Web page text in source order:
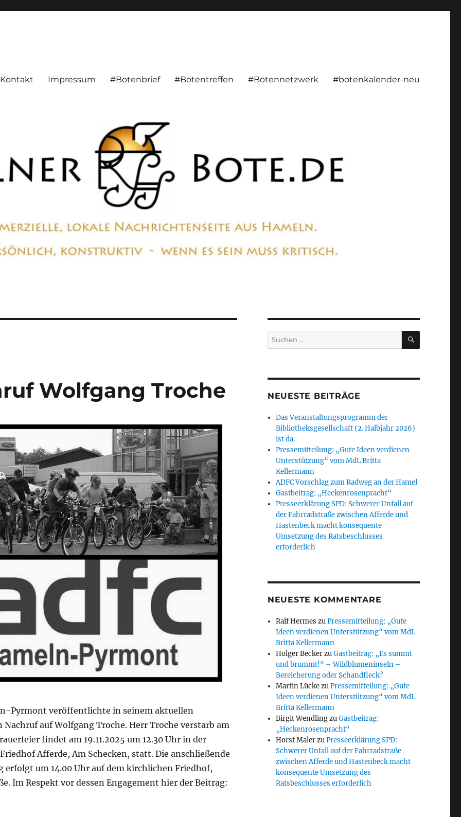
Kontakt Impressum #Botenbrief #Botentreffen #Botennetzwerk #botenkalender-neu
Wolfgang Troche
Pyrmont veröffentlichte in seinem aktuellen
Nachruf auf Wolfgang Troche. Herr Troche verstarb am
findet am 19.11.2025 um 12.30 Uhr in der
Afferde, Am Schecken, statt. Die anschließende
erfolgt um 14.00 Uhr auf dem kirchlichen Friedhof,
Im Respekt vor dessen Engagement hier der Beitrag:
Wolfgang Troche“
Suchen
nach:
SUCHEN
NEUESTE BEITRÄGE
Das Veranstaltungsprogramm der
Bibliotheksgesellschaft (2. Halbjahr 2026)
ist da.
Pressemitteilung: „Gute Ideen verdienen
Unterstützung“ vom MdL Britta
Kellermann
ADFC Vorschlag zum Radweg an der Hamel
Gastbeitrag: „Heckenrosenpracht“
Presseerklärung SPD: Schwerer Unfall auf
der Fahrradstraße zwischen Afferde und
Hastenbeck macht konsequente
Umsetzung des Ratsbeschlusses
erforderlich
NEUESTE KOMMENTARE
Ralf Hermes zuPressemitteilung: „Gute
Ideen verdienen Unterstützung“ vom MdL
Britta Kellermann
Holger BeckerzuGastbeitrag: „Es summt
und brummt!“ – Wildblumeninseln –
Bereicherung oder Schandfleck?
Martin LückezuPressemitteilung: „Gute
Ideen verdienen Unterstützung“ vom MdL
Britta Kellermann
Birgit WendlingzuGastbeitrag:
„Heckenrosenpracht“
Horst MalerzuPresseerklärung SPD:
Schwerer Unfall auf der Fahrradstraße
zwischen Afferde und Hastenbeck macht
konsequente Umsetzung des
Ratsbeschlusses erforderlich